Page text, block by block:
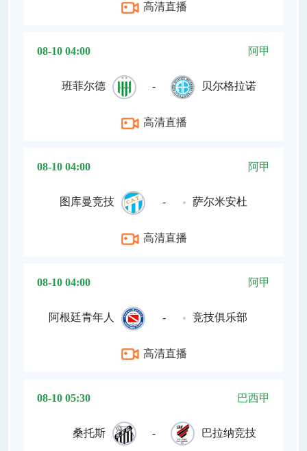
高清直播
08-10 04:00 阿甲
班菲尔德 - 贝尔格拉诺
高清直播
08-10 04:00 阿甲
图库曼竞技 - 萨尔米安杜
高清直播
08-10 04:00 阿甲
阿根廷青年人 - 竞技俱乐部
高清直播
08-10 05:30 巴西甲
桑托斯 - 巴拉纳竞技